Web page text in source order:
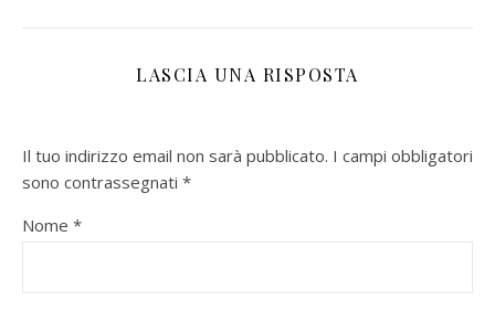
LASCIA UNA RISPOSTA
Il tuo indirizzo email non sarà pubblicato. I campi obbligatori
sono contrassegnati *
Nome *